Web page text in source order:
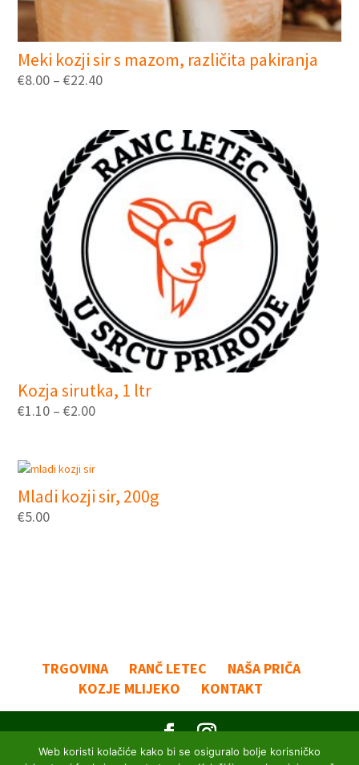
Meki kozji sir s mazom, različita pakiranja
€8.00 –€22.40
Kozja sirutka, 1 ltr
€1.10 –€2.00
Mladi kozji sir, 200g
€5.00
TRGOVINA RANČ LETEC
NAŠA PRIČA
KOZJE MLIJEKO
KONTAKT
Sva prava zadržana 2023 © O.g. Letec d.o.o.
Web koristi kolačiće kako bi se osiguralo bolje korisničko